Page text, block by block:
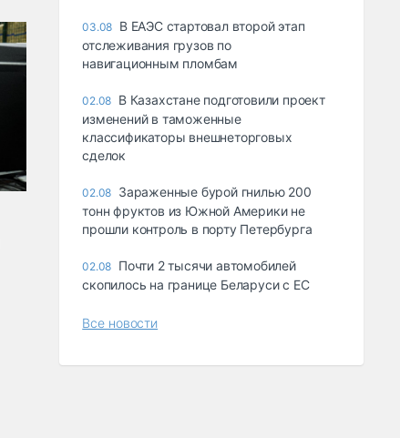
03.08 В ЕАЭС стартовал второй этап
отслеживания грузов по
навигационным пломбам
02.08 В Казахстане подготовили проект
изменений в таможенные
классификаторы внешнеторговых
сделок
02.08 Зараженные бурой гнилью 200
тонн фруктов из Южной Америки не
прошли контроль в порту Петербурга
02.08 Почти 2 тысячи автомобилей
скопилось на границе Беларуси с ЕС
Все новости